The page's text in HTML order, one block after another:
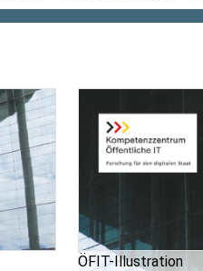
ÖFIT-Illustration